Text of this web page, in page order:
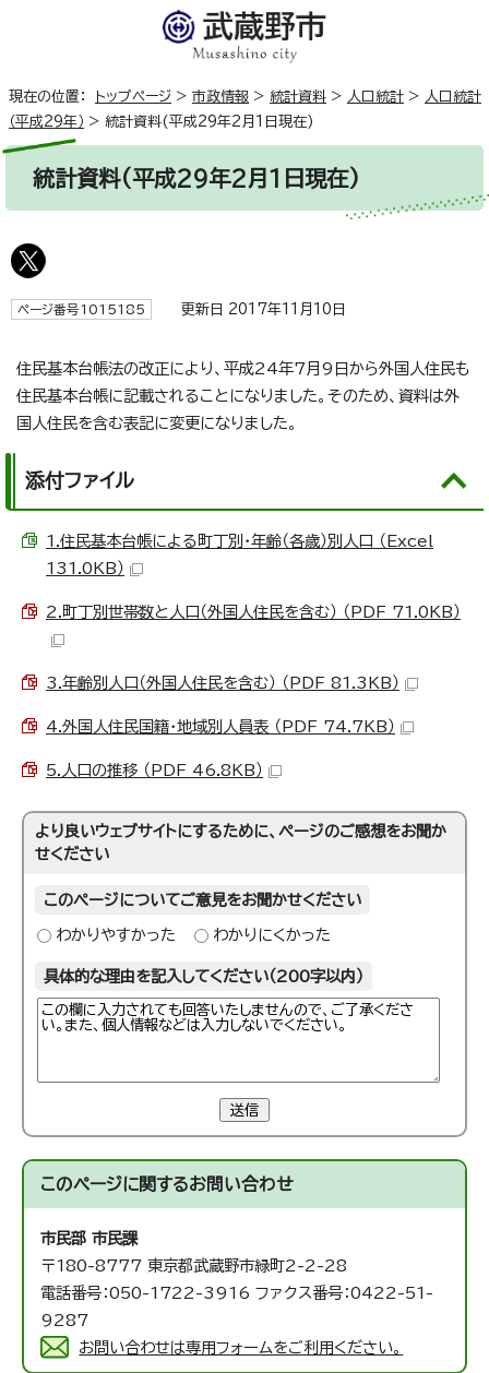
現在の位置： トップページ > 市政情報 > 統計資料 > 人口統計 > 人口統計
（平成29年） > 統計資料(平成29年2月1日現在)
統計資料(平成29年2月1日現在)
ページ番号1015185 更新日 2017年11月10日
住民基本台帳法の改正により、平成24年7月9日から外国人住民も
住民基本台帳に記載されることになりました。そのため、資料は外
国人住民を含む表記に変更になりました。
添付ファイル
1.住民基本台帳による町丁別・年齢（各歳）別人口 （Excel
131.0KB）
2.町丁別世帯数と人口（外国人住民を含む） （PDF 71.0KB）
3.年齢別人口（外国人住民を含む） （PDF 81.3KB）
4.外国人住民国籍・地域別人員表 （PDF 74.7KB）
5.人口の推移 （PDF 46.8KB）
より良いウェブサイトにするために、ページのご感想をお聞か
せください
このページについてご意見をお聞かせください
わかりやすかった わかりにくかった
具体的な理由を記入してください（200字以内）
送信
このページに関するお問い合わせ
市民部 市民課
〒180-8777 東京都武蔵野市緑町2-2-28
電話番号：050-1722-3916 ファクス番号：0422-51-
9287
お問い合わせは専用フォームをご利用ください。